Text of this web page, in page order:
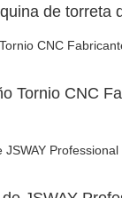
de torreta
Tornio CNC